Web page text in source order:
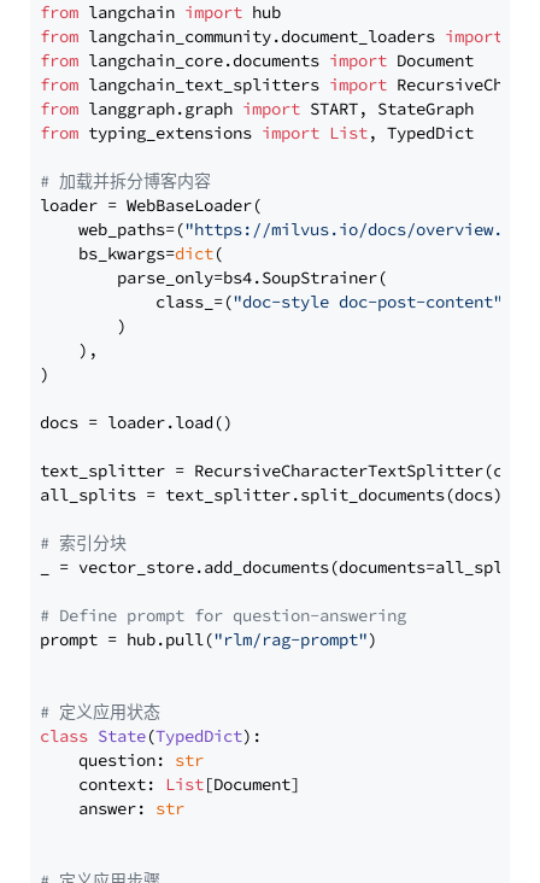
from langchain import
from langchain_community.document_loaders import
from langchain_core.documents import
from langchain_text_splitters import
from langgraph.graph import
from typing_extensions import List, TypedDict
# 加载并拆分博客内容
loader = WebBaseLoader(
    web_paths=(
"https://milvus.io/docs/overview.md"
    bs_kwargs=
dict(
        parse_only=bs4.SoupStrainer(
            class_=(
"doc-style doc-post-content"
        )
    ),
)
docs = loader.load()
text_splitter =
all_splits = text_splitter.split_documents(docs)
# 索引分块
_ = vector_store.add_documents(documents=all_splits)
# Define prompt for question-answering
prompt = hub.pull("rlm/rag-prompt")
# 定义应用状态
class State(TypedDict):
    question:
str
    context:
List[Document]
    answer:
str